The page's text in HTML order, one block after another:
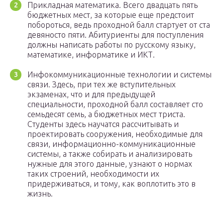
Прикладная математика. Всего двадцать пять
бюджетных мест, за которые еще предстоит
побороться, ведь проходной балл стартует от ста
девяносто пяти. Абитуриенты для поступления
должны написать работы по русскому языку,
математике, информатике и ИКТ.
Инфокоммуникационные технологии и системы
связи. Здесь, при тех же вступительных
экзаменах, что и для предыдущей
специальности, проходной балл составляет сто
семьдесят семь, а бюджетных мест триста.
Студенты здесь научатся рассчитывать и
проектировать сооружения, необходимые для
связи, информационно-коммуникационные
системы, а также собирать и анализировать
нужные для этого данные, узнают о нормах
таких строений, необходимости их
придерживаться, и тому, как воплотить это в
жизнь.